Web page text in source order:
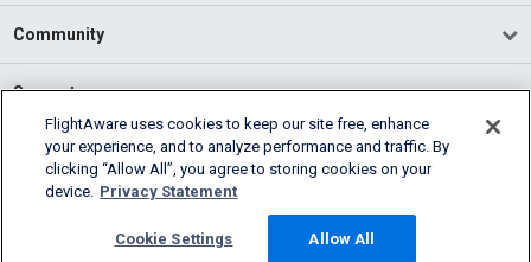
Community
Support
English (USA)
2026 FlightAware
Cookie Settings
FlightAware uses cookies to keep our site free, enhance
your experience, and to analyze performance and traffic. By
clicking “Allow All”, you agree to storing cookies on your
device. Privacy Statement
Cookie Settings Allow All